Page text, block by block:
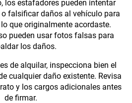
los estafadores pueden intentar
falsificar daños al vehículo para
que originalmente acordaste.
pueden usar fotos falsas para
los daños.
de alquilar, inspecciona bien el
cualquier daño existente. Revisa
y los cargos adicionales antes
de firmar.